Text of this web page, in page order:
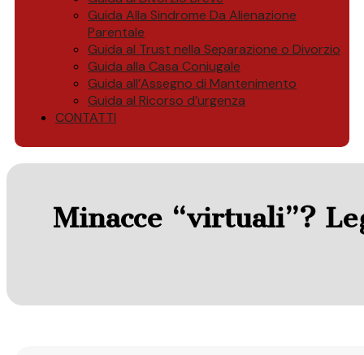
Guida Alla Sindrome Da Alienazione
Parentale
Guida al Trust nella Separazione o Divorzio
Guida alla Casa Coniugale
Guida all’Assegno di Mantenimento
Guida al Ricorso d’urgenza
CONTATTI
Minacce “virtuali”?